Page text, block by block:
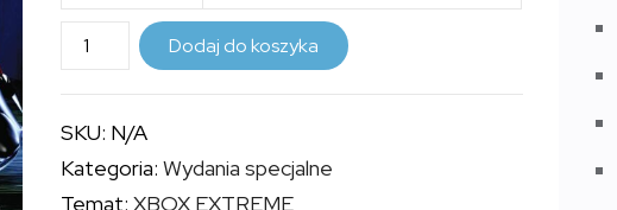
do
34,99 zł
ilość
XBOX
-
OKŁADKA
Dodaj do koszyka
SKU: N/A
Kategoria:Wydania specjalne
Temat:XBOX EXTREME